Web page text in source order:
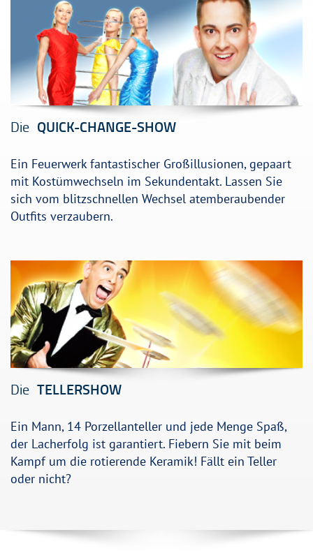
Die QUICK-CHANGE-SHOW
Ein Feuerwerk fantastischer Großillusionen, gepaart
mit Kostümwechseln im Sekundentakt. Lassen Sie
sich vom blitzschnellen Wechsel atemberaubender
Outfits verzaubern.
Die TELLERSHOW
Ein Mann, 14 Porzellanteller und jede Menge Spaß,
der Lacherfolg ist garantiert. Fiebern Sie mit beim
Kampf um die rotierende Keramik! Fällt ein Teller
oder nicht?